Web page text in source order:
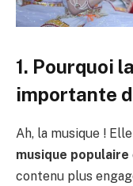
1. Pourquoi
importante
Ah, la musique !
musique populaire
contenu plus